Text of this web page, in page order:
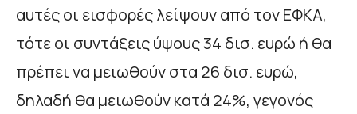
αυτές οι εισφορές λείψουν από τον ΕΦΚΑ,
τότε οι συντάξεις ύψους 34 δισ. ευρώ ή θα
πρέπει να μειωθούν στα 26 δισ. ευρώ,
δηλαδή θα μειωθούν κατά 24%, γεγονός